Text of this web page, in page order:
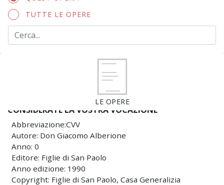
TUTTE LE OPERE
LE OPERE
CONSIDERATE LA VOSTRA VOCAZIONE
Abbreviazione:CVV
Autore: Don Giacomo Alberione
Anno: 0
Editore: Figlie di San Paolo
Anno edizione: 1990
Copyright: Figlie di San Paolo, Casa Generalizia